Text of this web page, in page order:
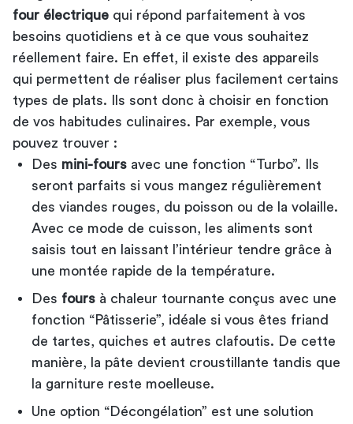
four électrique qui répond parfaitement à vos
besoins quotidiens et à ce que vous souhaitez
réellement faire. En effet, il existe des appareils
qui permettent de réaliser plus facilement certains
types de plats. Ils sont donc à choisir en fonction
de vos habitudes culinaires. Par exemple, vous
pouvez trouver :
Des mini-fours avec une fonction “Turbo”. Ils
seront parfaits si vous mangez régulièrement
des viandes rouges, du poisson ou de la volaille.
Avec ce mode de cuisson, les aliments sont
saisis tout en laissant l’intérieur tendre grâce à
une montée rapide de la température.
Des fours à chaleur tournante conçus avec une
fonction “Pâtisserie”, idéale si vous êtes friand
de tartes, quiches et autres clafoutis. De cette
manière, la pâte devient croustillante tandis que
la garniture reste moelleuse.
Une option “Décongélation” est une solution